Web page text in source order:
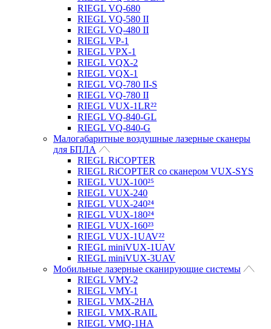
RIEGL VQ-680
RIEGL VQ-580 II
RIEGL VQ-480 II
RIEGL VP-1
RIEGL VPX-1
RIEGL VQX-2
RIEGL VQX-1
RIEGL VQ-780 II-S
RIEGL VQ-780 II
RIEGL VUX-1LR²²
RIEGL VQ-840-GL
RIEGL VQ-840-G
Малогабаритные воздушные лазерные сканеры
для БПЛА
RIEGL RiCOPTER
RIEGL RiCOPTER со сканером VUX-SYS
RIEGL VUX-100²⁵
RIEGL VUX-240
RIEGL VUX-240²⁴
RIEGL VUX-180²⁴
RIEGL VUX-160²³
RIEGL VUX-1UAV²²
RIEGL miniVUX-1UAV
RIEGL miniVUX-3UAV
Мобильные лазерные сканирующие системы
RIEGL VMY-2
RIEGL VMY-1
RIEGL VMX-2HA
RIEGL VMX-RAIL
RIEGL VMQ-1HA